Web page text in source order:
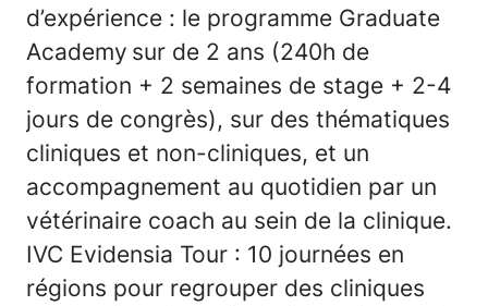
d’expérience : le programme Graduate
Academy sur de 2 ans (240h de
formation + 2 semaines de stage + 2-4
jours de congrès), sur des thématiques
cliniques et non-cliniques, et un
accompagnement au quotidien par un
vétérinaire coach au sein de la clinique.
IVC Evidensia Tour : 10 journées en
régions pour regrouper des cliniques